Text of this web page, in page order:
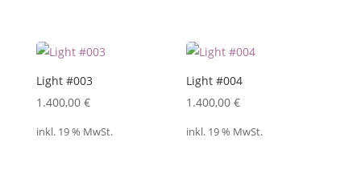
Light #003
1.400,00 €
inkl. 19 % MwSt.
Light #004
1.400,00€
inkl. 19 % MwSt.